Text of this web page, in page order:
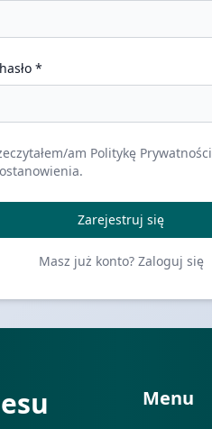
*
am Politykę Prywatności
Zarejestruj się
Masz już konto? Zaloguj się
Menu